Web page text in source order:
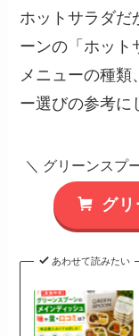
ホットサラダだ
ーンの「ホット
メニューの種類
ー選びの参考に
＼ グリーンスプ
グ
あわせて読みたい